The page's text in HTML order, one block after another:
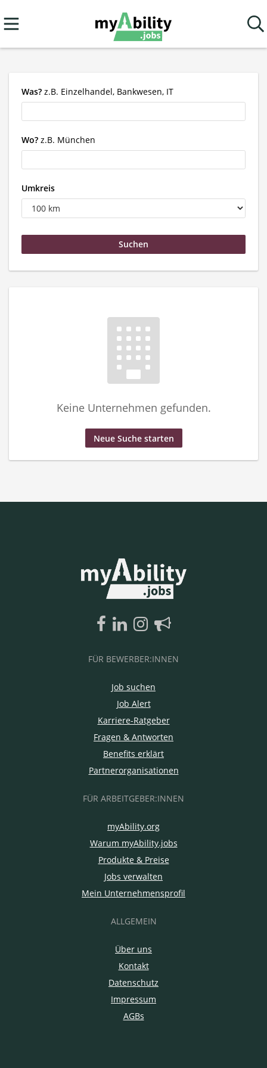
Was? z.B. Einzelhandel, Bankwesen, IT
Wo? z.B. München
Umkreis
Keine Unternehmen gefunden.
Neue Suche starten
FÜR BEWERBER:INNEN
Job suchen
Job Alert
Karriere-Ratgeber
Fragen & Antworten
Benefits erklärt
Partnerorganisationen
FÜR ARBEITGEBER:INNEN
myAbility.org
Warum myAbility.jobs
Produkte & Preise
Jobs verwalten
Mein Unternehmensprofil
ALLGEMEIN
Über uns
Kontakt
Datenschutz
Impressum
AGBs